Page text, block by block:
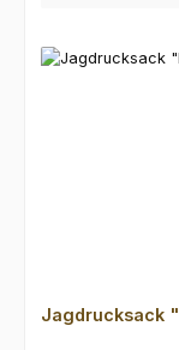
Jagdrucksack